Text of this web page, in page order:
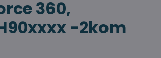
360,
-2kom